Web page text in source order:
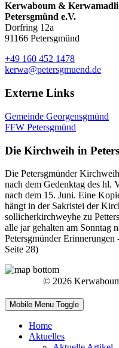
Kerwaboum & Kerwamadli
Petersgmünd e.V.
Dorfring 12a
91166 Petersgmünd
+49 160 452 1478
kerwa@petersgmuend.de
Externe Links
Gemeinde Georgensgmünd
FFW Petersgmünd
Die Kirchweih in
Die Petersgmünder
nach dem Gedenktag des hl.
nach dem 15. Juni. Eine
hängt in der Sakristei der
sollicherkirchweyhe zu
alle jar gehalten am Sonntag
Petersgmünder
Seite 28)
© 2026
Mobile Menu Toggle
Home
Aktuelles